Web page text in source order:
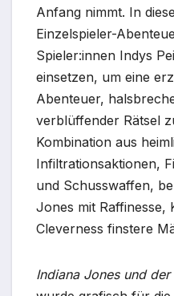
Anfang nimmt. In
Einzelspieler-
Spieler:innen Indys
einsetzen, um eine
Abenteuer,
verblüffender Rätsel
Kombination aus
Infiltrationsaktionen,
und Schusswaffen,
Jones mit Raffinesse,
Cleverness finstere
Indiana Jones und